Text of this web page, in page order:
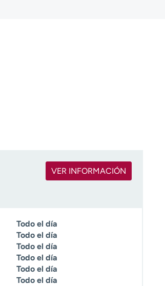
VER INFORMACIÓN
Todo el día
Todo el día
Todo el día
Todo el día
Todo el día
Todo el día